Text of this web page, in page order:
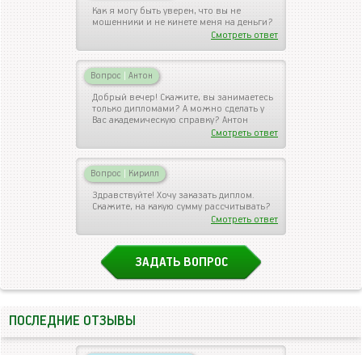
Как я могу быть уверен, что вы не
мошенники и не кинете меня на деньги?
Смотреть ответ
Вопрос Антон
Добрый вечер! Скажите, вы занимаетесь
только дипломами? А можно сделать у
Вас академическую справку? Антон
Смотреть ответ
Вопрос Кирилл
Здравствуйте! Хочу заказать диплом.
Скажите, на какую сумму рассчитывать?
Смотреть ответ
ЗАДАТЬ ВОПРОС
ПОСЛЕДНИЕ ОТЗЫВЫ